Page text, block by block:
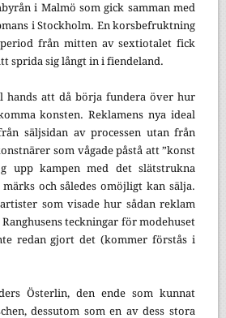
i Malmö som gick samman med
i Stockholm. En korsbefruktning
från mitten av sextiotalet fick
sprida sig långt in i fiendeland.
hands att då börja fundera över hur
konsten. Reklamens nya ideal
säljsidan av processen utan från
som vågade påstå att ”konst
upp kampen med det slätstrukna
och således omöjligt kan sälja.
som visade hur sådan reklam
teckningar för modehuset
redan gjort det (kommer förstås i
Österlin, den ende som kunnat
dessutom som en av dess stora